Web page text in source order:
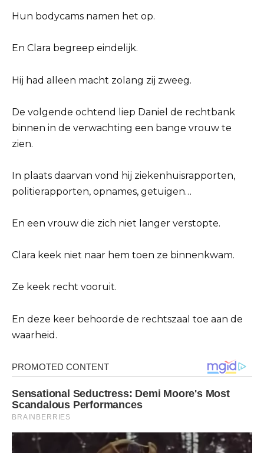
Hun bodycams namen het op.
En Clara begreep eindelijk.
Hij had alleen macht zolang zij zweeg.
De volgende ochtend liep Daniel de rechtbank
binnen in de verwachting een bange vrouw te
zien.
In plaats daarvan vond hij ziekenhuisrapporten,
politierapporten, opnames, getuigen…
En een vrouw die zich niet langer verstopte.
Clara keek niet naar hem toen ze binnenkwam.
Ze keek recht vooruit.
En deze keer behoorde de rechtszaal toe aan de
waarheid.